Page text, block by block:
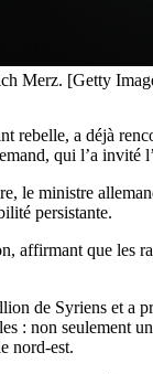
Merz. [Getty
rebelle, a déjà
qui l’a invité
le ministre
persistante.
affirmant que les
de Syriens et a
: non seulement
nord-est.